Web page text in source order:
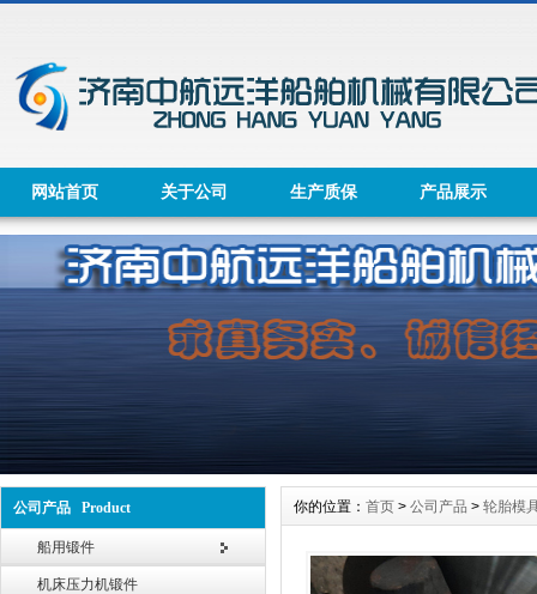
网站首页 关于公司 生产质保 产品展示
公司产品 Product
船用锻件
机床压力机锻件
你的位置： 首页 > 公司产品 > 轮胎模